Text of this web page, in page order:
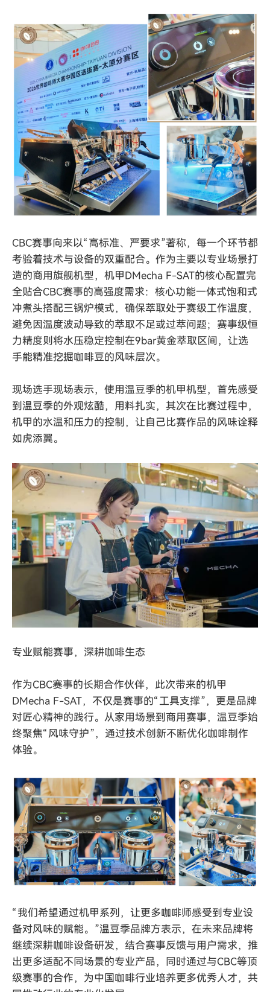
CBC赛事向来以“高标准、严要求”著称，每一个环节都
考验着技术与设备的双重配合。作为主要以专业场景打
造的商用旗舰机型，机甲DMecha F-SAT的核心配置完
全贴合CBC赛事的高强度需求： 核心功能一体式饱和式
冲煮头搭配三锅炉模式，确保萃取处于赛级工作温度，
避免因温度波动导致的萃取不足或过萃问题； 赛事级恒
力精度则将水压稳定控制在9bar黄金萃取区间，让选
手能精准挖掘咖啡豆的风味层次。
现场选手现场表示，使用温豆季的机甲机型，首先感受
到温豆季的外观炫酷，用料扎实，其次在比赛过程中，
机甲的水温和压力的控制，让自己比赛作品的风味诠释
如虎添翼。
专业赋能赛事，深耕咖啡生态
作为CBC赛事的长期合作伙伴，此次带来的机甲
DMecha F-SAT，不仅是赛事的“工具支撑”，更是品牌
对匠心精神的践行。从家用场景到商用赛事，温豆季始
终聚焦“风味守护”，通过技术创新不断优化咖啡制作
体验。
“我们希望通过机甲系列，让更多咖啡师感受到专业设
备对风味的赋能。”温豆季品牌方表示，在未来品牌将
继续深耕咖啡设备研发，结合赛事反馈与用户需求，推
出更多适配不同场景的专业产品，同时通过与CBC等顶
级赛事的合作，为中国咖啡行业培养更多优秀人才，共